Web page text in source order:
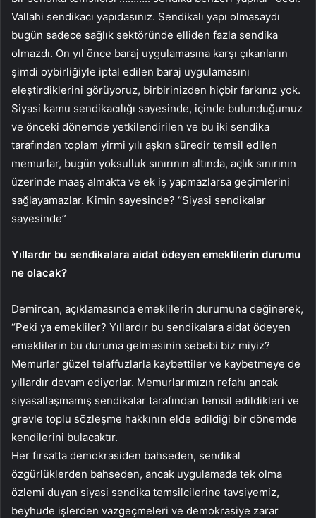
Vallahi sendikacı yapıdasınız. Sendikalı yapı olmasaydı
bugün sadece sağlık sektöründe elliden fazla sendika
olmazdı. On yıl önce baraj uygulamasına karşı çıkanların
şimdi oybirliğiyle iptal edilen baraj uygulamasını
eleştirdiklerini görüyoruz, birbirinizden hiçbir farkınız yok.
Siyasi kamu sendikacılığı sayesinde, içinde bulunduğumuz
ve önceki dönemde yetkilendirilen ve bu iki sendika
tarafından toplam yirmi yılı aşkın süredir temsil edilen
memurlar, bugün yoksulluk sınırının altında, açlık sınırının
üzerinde maaş almakta ve ek iş yapmazlarsa geçimlerini
sağlayamazlar. Kimin sayesinde? “Siyasi sendikalar
sayesinde”
Yıllardır bu sendikalara aidat ödeyen emeklilerin durumu
ne olacak?
Demircan, açıklamasında emeklilerin durumuna değinerek,
“Peki ya emekliler? Yıllardır bu sendikalara aidat ödeyen
emeklilerin bu duruma gelmesinin sebebi biz miyiz?
Memurlar güzel telaffuzlarla kaybettiler ve kaybetmeye de
yıllardır devam ediyorlar. Memurlarımızın refahı ancak
siyasallaşmamış sendikalar tarafından temsil edildikleri ve
grevle toplu sözleşme hakkının elde edildiği bir dönemde
kendilerini bulacaktır.
Her fırsatta demokrasiden bahseden, sendikal
özgürlüklerden bahseden, ancak uygulamada tek olma
özlemi duyan siyasi sendika temsilcilerine tavsiyemiz,
beyhude işlerden vazgeçmeleri ve demokrasiye zarar